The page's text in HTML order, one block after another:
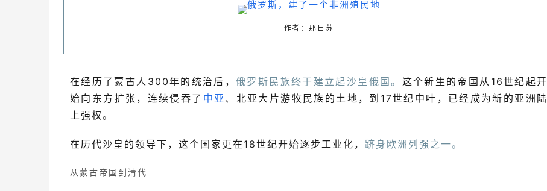
作者： 那日苏
在经历了蒙古人300年的统治后，俄罗斯民族终于建立起沙皇俄国。 这个新生的帝国从16世纪起开
始向东方扩张，连续侵吞了 中亚 、北亚大片游牧民族的土地，到17世纪中叶，已经成为新的亚洲陆
上强权。
在历代沙皇的领导下，这个国家更在18世纪开始逐步工业化， 跻身欧洲列强之一。
从蒙古帝国到清代